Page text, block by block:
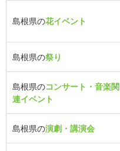
島根県の花イベント
島根県の祭り
島根県のコンサート・音楽関
連イベント
島根県の演劇・講演会